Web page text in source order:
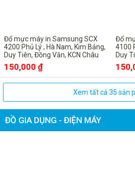
Đổ mực máy in Samsung SCX
4200 Phủ Lý , Hà Nam, Kim Bảng,
Duy Tiên, Đồng Văn, KCN Châu
Sơn, Bình Lục , Lý Nhân
150,000 ₫
Đổ
4100
Duy
Sơn,
Xem tất cả 35 sản
ĐỒ GIA DỤNG - ĐIỆN MÁY